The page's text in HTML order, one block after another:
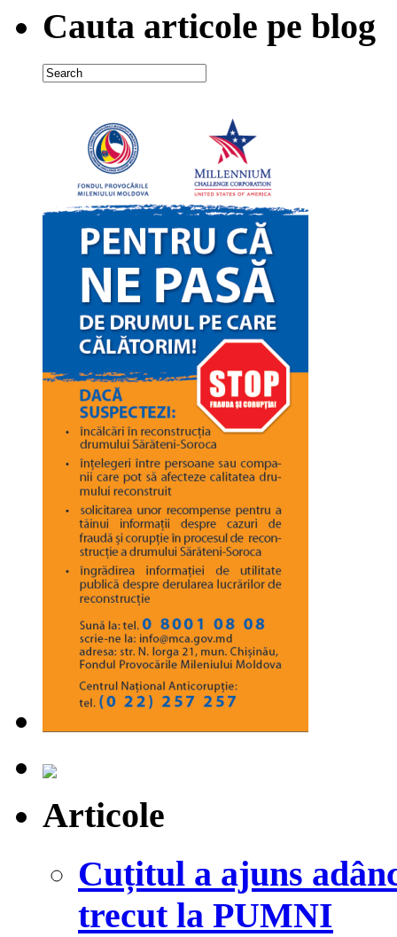
Cauta articole pe blog
Articole
Cuțitul a ajuns
trecut la PUMNI